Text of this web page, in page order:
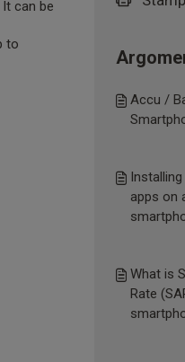
can be
to
Accu /
apps on
What is
Rate